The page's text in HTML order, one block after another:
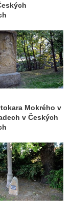
Mokrého v
v Českých